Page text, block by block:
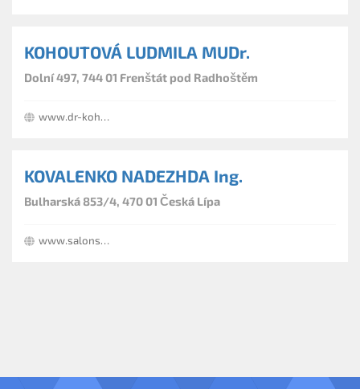
KOHOUTOVÁ LUDMILA MUDr.
Dolní 497, 744 01 Frenštát pod Radhoštěm
www.dr-kohoutova.cz
KOVALENKO NADEZHDA Ing.
Bulharská 853/4, 470 01 Česká Lípa
www.salonsynchro.cz